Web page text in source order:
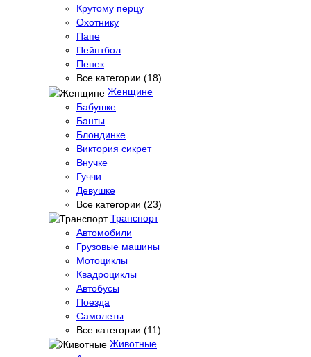
Крутому перцу
Охотнику
Папе
Пейнтбол
Пенек
Все категории (18)
Женщине
Бабушке
Банты
Блондинке
Виктория сикрет
Внучке
Гуччи
Девушке
Все категории (23)
Транспорт
Автомобили
Грузовые машины
Мотоциклы
Квадроциклы
Автобусы
Поезда
Самолеты
Все категории (11)
Животные